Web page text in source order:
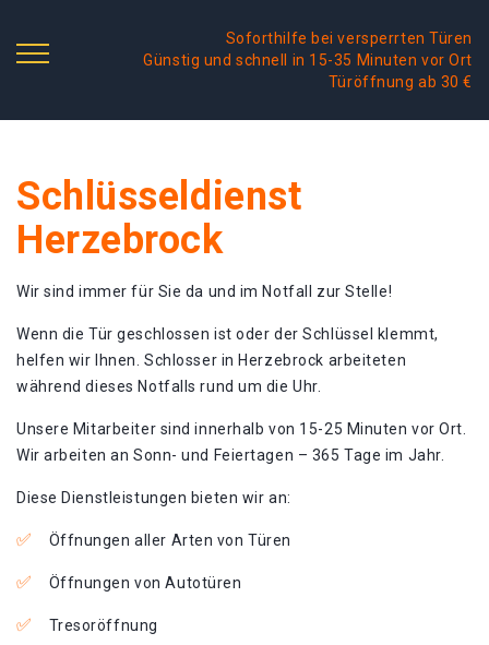
Soforthilfe bei versperrten Türen
Günstig und schnell in 15-35 Minuten vor Ort
Türöffnung ab 30 €
Schlüsseldienst
Herzebrock
Wir sind immer für Sie da und im Notfall zur Stelle!
Wenn die Tür geschlossen ist oder der Schlüssel klemmt,
helfen wir Ihnen. Schlosser in Herzebrock arbeiteten
während dieses Notfalls rund um die Uhr.
Unsere Mitarbeiter sind innerhalb von 15-25 Minuten vor Ort.
Wir arbeiten an Sonn- und Feiertagen – 365 Tage im Jahr.
Diese Dienstleistungen bieten wir an:
Öffnungen aller Arten von Türen
Öffnungen von Autotüren
Tresoröffnung